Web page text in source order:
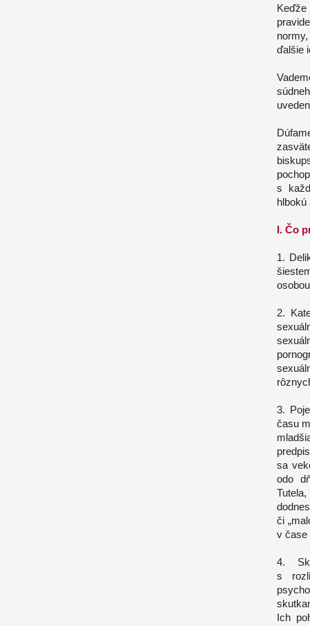
ďalšie
s
hlbokú
I. Čo
1.
2.
3.
času
sa
odo
či
v čase
4.
s
Ich